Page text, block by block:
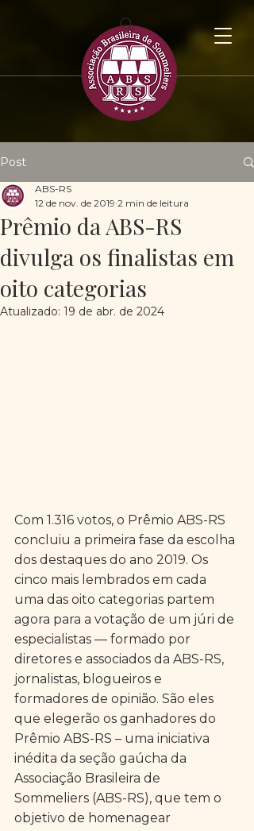
Post
Prêmio da ABS-RS
divulga os finalistas em
oito categorias
ABS-RS
12 de nov. de 2019 2 min de leitura
Atualizado: 19 de abr. de 2024
Com 1.316 votos, o Prêmio ABS-RS
concluiu a primeira fase da escolha
dos destaques do ano 2019. Os
cinco mais lembrados em cada
uma das oito categorias partem
agora para a votação de um júri de
especialistas — formado por
diretores e associados da ABS-RS,
jornalistas, blogueiros e
formadores de opinião. São eles
que elegerão os ganhadores do
Prêmio ABS-RS – uma iniciativa
inédita da seção gaúcha da
Associação Brasileira de
Sommeliers (ABS-RS), que tem o
objetivo de homenagear